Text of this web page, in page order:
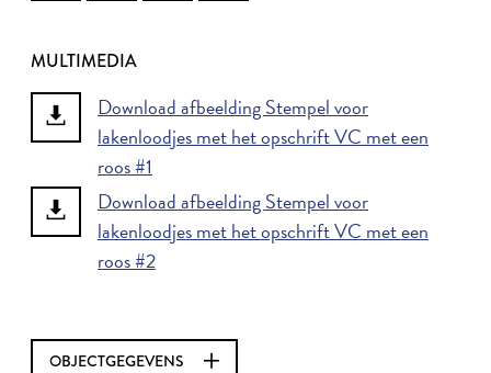
MULTIMEDIA
Download afbeelding Stempel voor
lakenloodjes met het opschrift VC met een
roos #1
Download afbeelding Stempel voor
lakenloodjes met het opschrift VC met een
roos #2
OBJECTGEGEVENS